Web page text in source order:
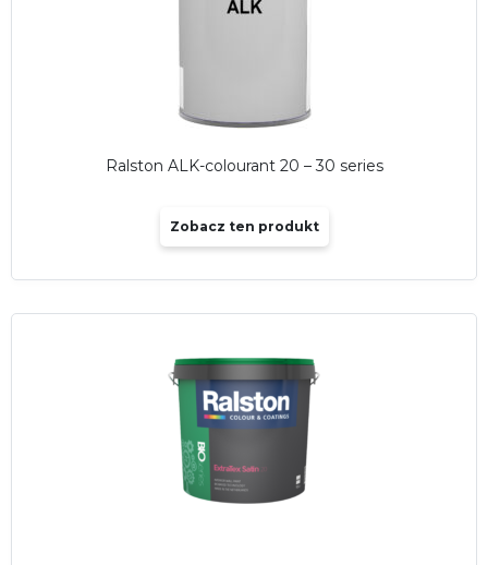
Ralston ALK-colourant 20 – 30 series
Zobacz ten produkt